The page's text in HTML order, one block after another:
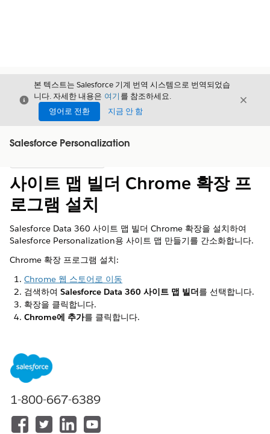
닫기
본 텍스트는 Salesforce 기계 번역 시스템으로 번역되었습
니다. 자세한 내용은 여기 를 참조하세요.
영어로 전환
지금 안 함
닫기
Salesforce Personalization
사이트 맵 빌더 Chrome 확장 프
로그램 설치
Salesforce Data 360 사이트 맵 빌더 Chrome 확장을 설치하여
Salesforce Personalization용 사이트 맵 만들기를 간소화합니다.
Chrome 확장 프로그램 설치:
Chrome 웹 스토어로 이동
검색하여 Salesforce Data 360 사이트 맵 빌더를 선택합니다.
확장을 클릭합니다.
Chrome에 추가를 클릭합니다.
개선을 위한 의견을 보내주세요.
1-800-667-6389